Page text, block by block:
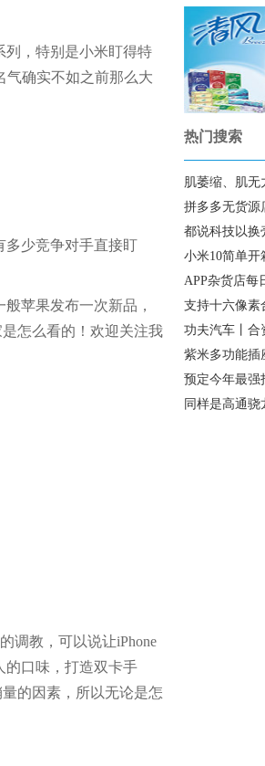
列，特别是小米盯得特
气确实不如之前那么大
多少竞争对手直接盯
苹果发布一次新品，
怎么看的！欢迎关注我
调教，可以说让iPhone
的口味，打造双卡手
的因素，所以无论是怎
热门搜索
肌萎缩、肌无
拼多多无货源
都说科技以换
小米10简单开
APP杂货店每
支持十六像素
功夫汽车丨合
紫米多功能插
预定今年最强
同样是高通骁